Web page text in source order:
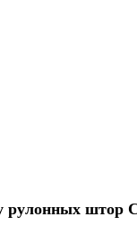
рулонных штор